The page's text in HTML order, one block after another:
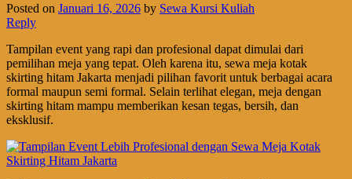
Posted on Januari 16, 2026 by Sewa Kursi Kuliah
Reply
Tampilan event yang rapi dan profesional dapat dimulai dari
pemilihan meja yang tepat. Oleh karena itu, sewa meja kotak
skirting hitam Jakarta menjadi pilihan favorit untuk berbagai acara
formal maupun semi formal. Selain terlihat elegan, meja dengan
skirting hitam mampu memberikan kesan tegas, bersih, dan
eksklusif.